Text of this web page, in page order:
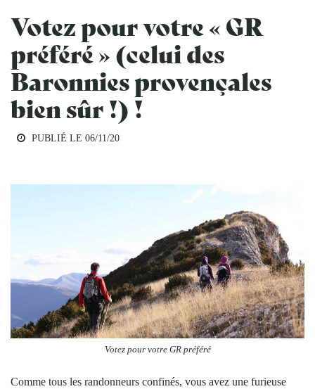
Votez pour votre « GR
préféré » (celui des
Baronnies provençales
bien sûr !) !
PUBLIÉ LE 06/11/20
Votez pour votre GR préféré
Comme tous les randonneurs confinés, vous avez une furieuse